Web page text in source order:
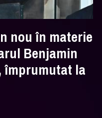
nou în materie
Benjamin
împrumutat la